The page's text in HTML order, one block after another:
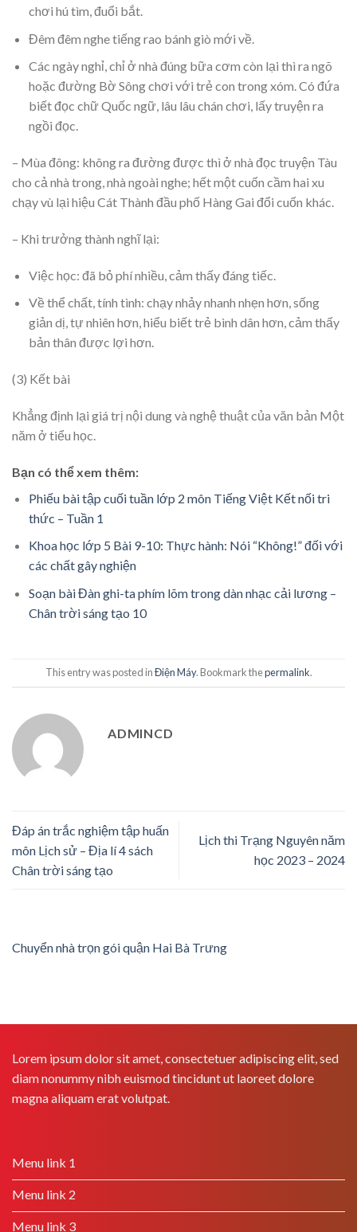
chơi hú tìm, đuổi bắt.
Đêm đêm nghe tiếng rao bánh giò mới về.
Các ngày nghỉ, chỉ ở nhà đúng bữa cơm còn lại thì ra ngõ
hoặc đường Bờ Sông chơi với trẻ con trong xóm. Có đứa
biết đọc chữ Quốc ngữ, lâu lâu chán chơi, lấy truyện ra
ngồi đọc.
– Mùa đông: không ra đường được thì ở nhà đọc truyện Tàu
cho cả nhà trong, nhà ngoài nghe; hết một cuốn cầm hai xu
chạy vù lại hiệu Cát Thành đầu phố Hàng Gai đổi cuốn khác.
– Khi trưởng thành nghĩ lại:
Việc học: đã bỏ phí nhiều, cảm thấy đáng tiếc.
Về thể chất, tính tình: chạy nhảy nhanh nhẹn hơn, sống
giản dị, tự nhiên hơn, hiểu biết trẻ bình dân hơn, cảm thấy
bản thân được lợi hơn.
(3) Kết bài
Khẳng định lại giá trị nội dung và nghệ thuật của văn bản Một
năm ở tiểu học.
Bạn có thể xem thêm:
Phiếu bài tập cuối tuần lớp 2 môn Tiếng Việt Kết nối tri
thức – Tuần 1
Khoa học lớp 5 Bài 9-10: Thực hành: Nói “Không!” đối với
các chất gây nghiện
Soạn bài Đàn ghi-ta phím lõm trong dàn nhạc cải lương –
Chân trời sáng tạo 10
This entry was posted inĐiện Máy. Bookmark thepermalink.
ADMINCD
Đáp án trắc nghiệm tập huấn
môn Lịch sử – Địa lí 4 sách
Chân trời sáng tạo
Lịch thi Trạng Nguyên năm
học 2023 – 2024
Chuyển nhà trọn gói quận Hai Bà Trưng
Lorem ipsum dolor sit amet, consectetuer adipiscing elit, sed
diam nonummy nibh euismod tincidunt ut laoreet dolore
magna aliquam erat volutpat.
Menu link 1
Menu link 2
Menu link 3